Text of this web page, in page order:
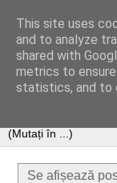
Se afișează
This site uses
and to analyze
shared with
metrics to
statistics, and to